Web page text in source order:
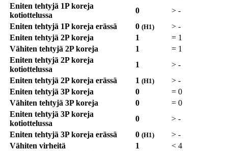
Eniten tehtyjä 1P koreja
kotiottelussa
0 > -
Eniten tehtyjä 1P koreja erässä
0 (H1) > -
Eniten tehtyjä 2P koreja
1 = 1
Vähiten tehtyjä 2P koreja
1 = 1
Eniten tehtyjä 2P koreja
kotiottelussa
1 > -
Eniten tehtyjä 2P koreja erässä
1 (H1) > -
Eniten tehtyjä 3P koreja
0 = 0
Vähiten tehtyjä 3P koreja
0 = 0
Eniten tehtyjä 3P koreja
kotiottelussa
0 > -
Eniten tehtyjä 3P koreja erässä
0 (H1) > -
Vähiten virheitä
1 < 4